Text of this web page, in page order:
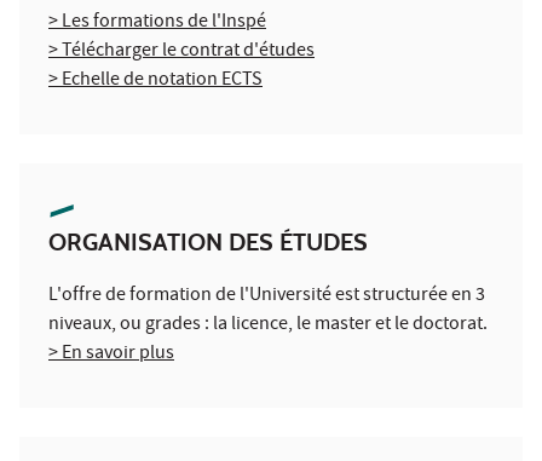
> Les formations de l'Inspé
> Télécharger le contrat d'études
> Echelle de notation ECTS
ORGANISATION DES ÉTUDES
L'offre de formation de l'Université est structurée en 3
niveaux, ou grades : la licence, le master et le doctorat.
> En savoir plus